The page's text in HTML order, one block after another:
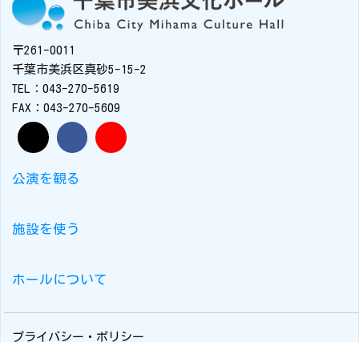
〒261-0011
千葉市美浜区真砂5-15-2
TEL：043-270-5619
FAX：043-270-5609
公演を観る
施設を使う
ホールについて
プライバシー・ポリシー